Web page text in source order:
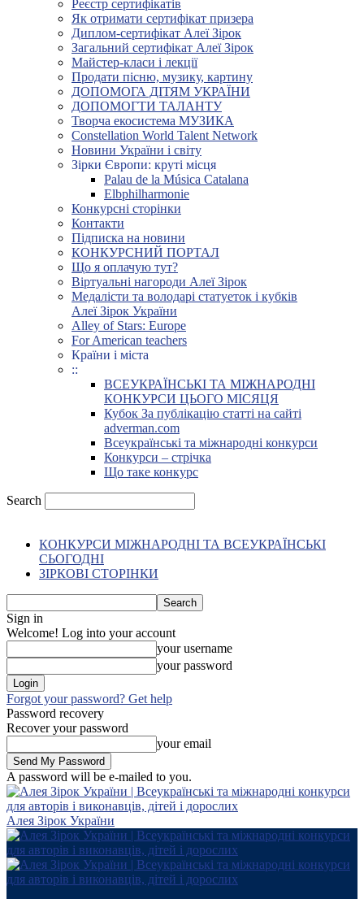
Реєстр сертифікатів
Як отримати сертифікат призера
Диплом-сертифікат Алеї Зірок
Загальний сертифікат Алеї Зірок
Майстер-класи і лекції
Продати пісню, музику, картину
ДОПОМОГА ДІТЯМ УКРАЇНИ
ДОПОМОГТИ ТАЛАНТУ
Творча екосистема МУЗИКА
Constellation World Talent Network
Новини України і світу
Зірки Європи: круті місця
Palau de la Música Catalana
Elbphilharmonie
Конкурсні сторінки
Контакти
Підписка на новини
КОНКУРСНИЙ ПОРТАЛ
Що я оплачую тут?
Віртуальні нагороди Алеї Зірок
Медалісти та володарі статуеток і кубків
Алеї Зірок України
Alley of Stars: Europe
For American teachers
Країни і міста
::
ВСЕУКРАЇНСЬКІ ТА МІЖНАРОДНІ
КОНКУРСИ ЦЬОГО МІСЯЦЯ
Кубок За публікацію статті на сайті
adverman.com
Всеукраїнські та міжнародні конкурси
Конкурси – стрічка
Що таке конкурс
Search
КОНКУРСИ МІЖНАРОДНІ ТА ВСЕУКРАЇНСЬКІ
СЬОГОДНІ
ЗІРКОВІ СТОРІНКИ
Sign in
Welcome! Log into your account
your username
your password
Forgot your password? Get help
Password recovery
Recover your password
your email
A password will be e-mailed to you.
Алея Зірок України